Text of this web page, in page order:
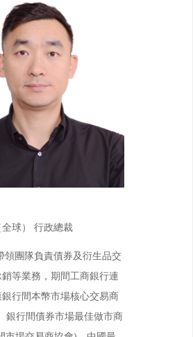
球） 行政總裁
領團隊負責債券及衍生品交
等業務，期間工商銀行連
行間本幣市場核心交易商
銀行間債券市場最佳做市商